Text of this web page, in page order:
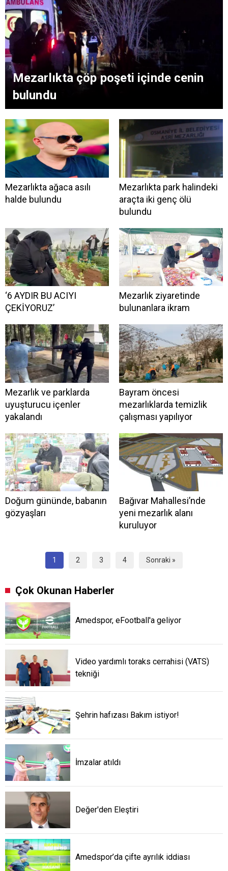
Mezarlıkta çöp poşeti içinde cenin
bulundu
Mezarlıkta ağaca asılı
halde bulundu
Mezarlıkta park halindeki
araçta iki genç ölü
bulundu
‘6 AYDIR BU ACIYI
ÇEKİYORUZ’
Mezarlık ziyaretinde
bulunanlara ikram
Mezarlık ve parklarda
uyuşturucu içenler
yakalandı
Bayram öncesi
mezarlıklarda temizlik
çalışması yapılıyor
Doğum gününde, babanın
gözyaşları
Bağıvar Mahallesi’nde
yeni mezarlık alanı
kuruluyor
1 2 3 4 Sonraki »
Çok Okunan Haberler
Amedspor, eFootball'a geliyor
Video yardımlı toraks cerrahisi (VATS)
tekniği
Şehrin hafızası Bakım istiyor!
İmzalar atıldı
Değer'den Eleştiri
Amedspor’da çifte ayrılık iddiası